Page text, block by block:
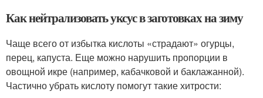
Как нейтрализовать уксус в заготовках на зиму
Чаще всего от избытка кислоты «страдают» огурцы,
перец, капуста. Еще можно нарушить пропорции в
овощной икре (например, кабачковой и баклажанной).
Частично убрать кислоту помогут такие хитрости: